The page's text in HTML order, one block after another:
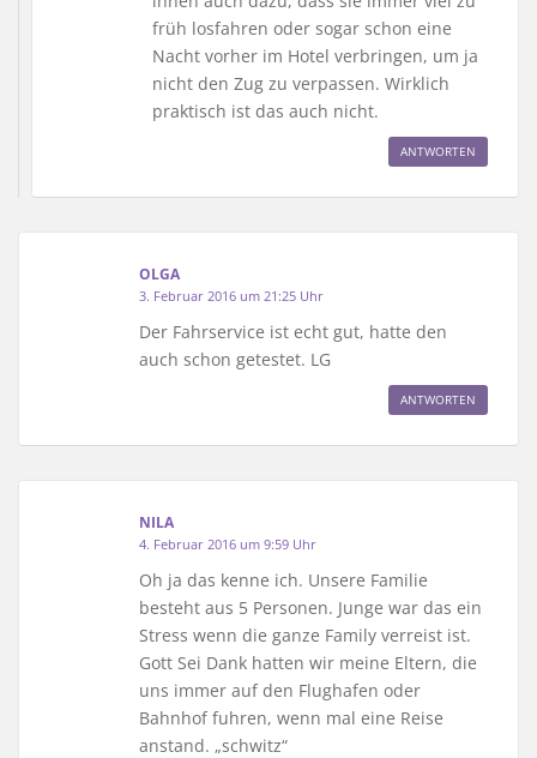
früh losfahren oder sogar schon eine
Nacht vorher im Hotel verbringen, um ja
nicht den Zug zu verpassen. Wirklich
praktisch ist das auch nicht.
ANTWORTEN
OLGA
3. Februar 2016 um 21:25 Uhr
Der Fahrservice ist echt gut, hatte den
auch schon getestet. LG
ANTWORTEN
NILA
4. Februar 2016 um 9:59 Uhr
Oh ja das kenne ich. Unsere Familie
besteht aus 5 Personen. Junge war das ein
Stress wenn die ganze Family verreist ist.
Gott Sei Dank hatten wir meine Eltern, die
uns immer auf den Flughafen oder
Bahnhof fuhren, wenn mal eine Reise
anstand. „schwitz“